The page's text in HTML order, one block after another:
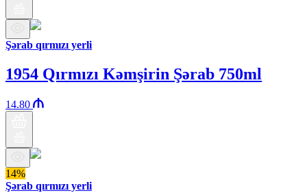
Şərab qırmızı yerli
1954 Qırmızı Kəmşirin Şərab 750ml
14.80
14%
Şərab qırmızı yerli